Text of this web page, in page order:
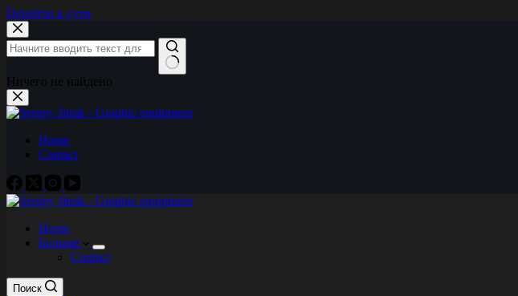
Перейти к сути
Ничего не найдено
Home
Contact
Home
Больше
Contact
Поиск